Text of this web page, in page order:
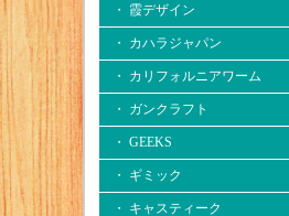
・ 霞デザイン
・ カハラジャパン
・ カリフォルニアワーム
・ ガンクラフト
・ GEEKS
・ ギミック
・ キャスティーク